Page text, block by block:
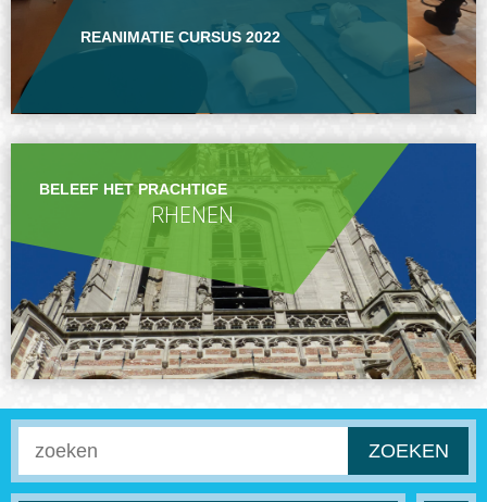
REANIMATIE CURSUS 2022
BELEEF HET PRACHTIGE
RHENEN
ZOEKEN